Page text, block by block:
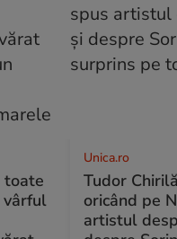
toate
vârful
Unica.ro
Tudor
oricând pe
artistul